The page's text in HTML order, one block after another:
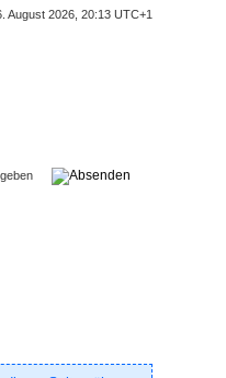
August 2026, 20:13 UTC+1